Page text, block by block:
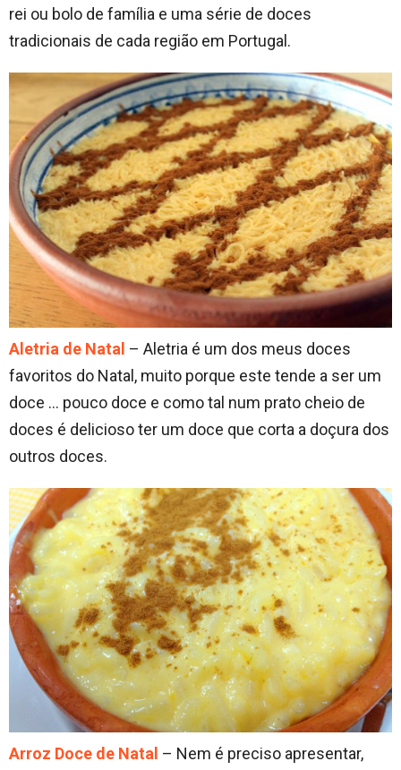
rei ou bolo de família e uma série de doces
tradicionais de cada região em Portugal.
Aletria de Natal – Aletria é um dos meus doces
favoritos do Natal, muito porque este tende a ser um
doce … pouco doce e como tal num prato cheio de
doces é delicioso ter um doce que corta a doçura dos
outros doces.
Arroz Doce de Natal – Nem é preciso apresentar,